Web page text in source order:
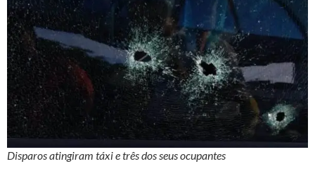
Disparos atingiram táxi e três dos seus ocupantes